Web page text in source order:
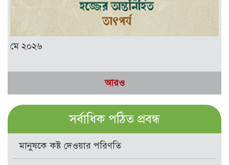
মে ২০২৬
আরও
সর্বাধিক পঠিত প্রবন্ধ
মানুষকে কষ্ট দেওয়ার পরিণতি